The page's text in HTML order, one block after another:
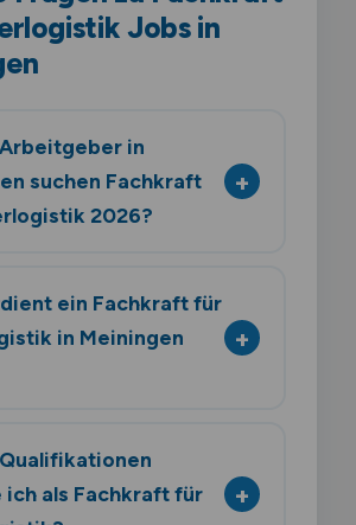
Jobs in
in
suchen Fachkraft
2026?
ein Fachkraft für
in Meiningen
ich als Fachkraft für